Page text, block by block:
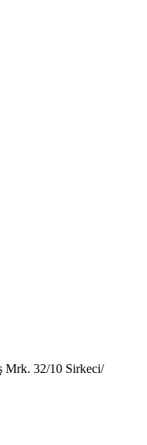
Mrk. 32/10 Sirkeci/